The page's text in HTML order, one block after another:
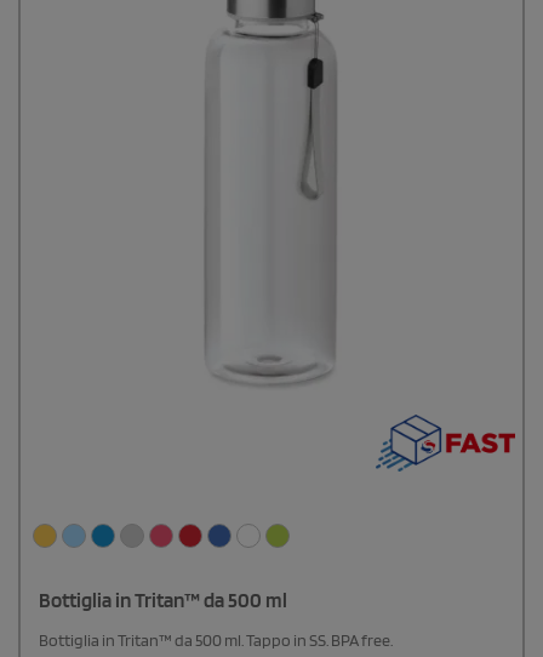
Bottiglia in Tritan™ da 500 ml
Bottiglia in Tritan™ da 500 ml. Tappo in SS. BPA free.